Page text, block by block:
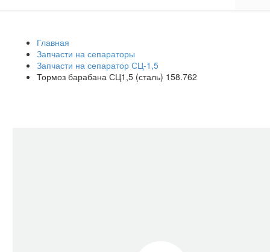
Главная
Запчасти на сепараторы
Запчасти на сепаратор СЦ-1,5
Тормоз барабана СЦ1,5 (сталь) 158.762